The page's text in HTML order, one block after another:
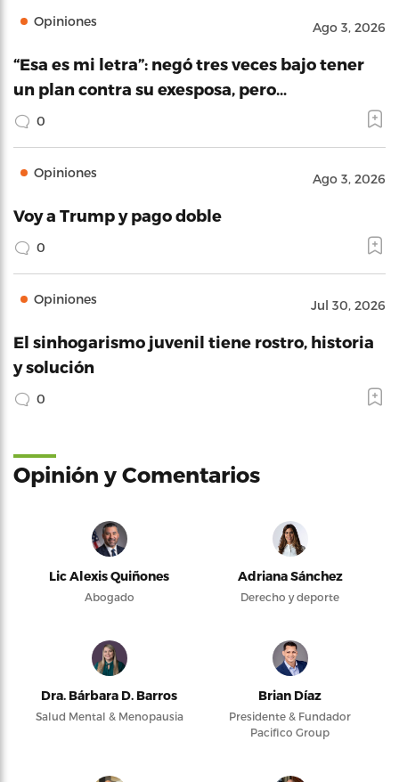
Opiniones Ago 3, 2026
“Esa es mi letra”: negó tres veces bajo tener
un plan contra su exesposa, pero…
0
Opiniones Ago 3, 2026
Voy a Trump y pago doble
0
Opiniones Jul 30, 2026
El sinhogarismo juvenil tiene rostro, historia
y solución
0
Opinión y Comentarios
Lic Alexis Quiñones
Abogado
Adriana Sánchez
Derecho y deporte
Dra. Bárbara D. Barros
Salud Mental & Menopausia
Brian Díaz
Presidente & Fundador
Pacifico Group